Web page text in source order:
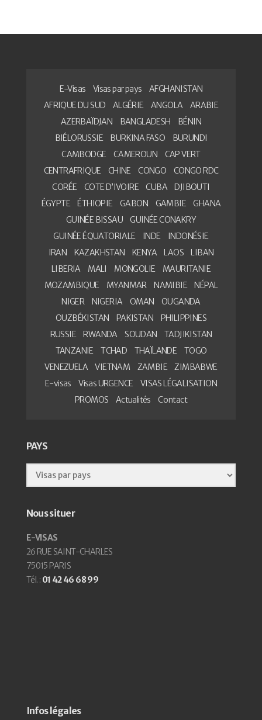
E-Visas Visas par pays
AFGHANISTAN
AFRIQUE DU SUD
ALGÉRIE ANGOLA
ARABIE
AZERBAÏDJAN
BANGLADESH
BÉNIN
BIÉLORUSSIE
BURKINA FASO
BURUNDI
CAMBODGE
CAMEROUN
CAP VERT
CENTRAFRIQUE
CHINE CONGO
CONGO RDC
CORÉE
COTE D’IVOIRE CUBA
DJIBOUTI
ÉGYPTE
ÉTHIOPIE GABON GAMBIE
GHANA
GUINÉE BISSAU
GUINÉE CONAKRY
GUINÉE ÉQUATORIALE
INDE
INDONÉSIE
IRAN
KAZAKHSTAN KENYA LAOS
LIBAN
LIBERIA
MALI MONGOLIE
MAURITANIE
MOZAMBIQUE
MYANMAR NAMIBIE
NÉPAL
NIGER
NIGERIA OMAN
OUGANDA
OUZBÉKISTAN
PAKISTAN
PHILIPPINES
RUSSIE
RWANDA SOUDAN
TADJIKISTAN
TANZANIE
TCHAD THAÏLANDE
TOGO
VENEZUELA
VIETNAM ZAMBIE
ZIMBABWE
E-visas
Visas URGENCE
VISAS LÉGALISATION
PROMOS
Actualités Contact
PAYS
Nous situer
E-VISAS
26 RUE SAINT-CHARLES
75015 PARIS
Tél. : 01 42 46 68 99
Infos légales